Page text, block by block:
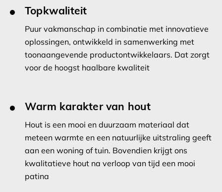
Topkwaliteit
Puur vakmanschap in combinatie met innovatieve
oplossingen, ontwikkeld in samenwerking met
toonaangevende productontwikkelaars. Dat zorgt
voor de hoogst haalbare kwaliteit
Warm karakter van hout
Hout is een mooi en duurzaam materiaal dat
meteen warmte en een natuurlijke uitstraling geeft
aan een woning of tuin. Bovendien krijgt ons
kwalitatieve hout na verloop van tijd een mooi
patina